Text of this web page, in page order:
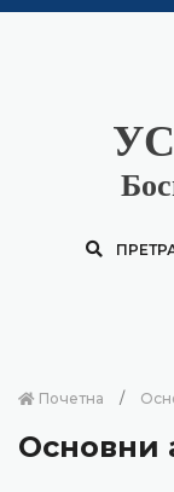
Почетна
Основни